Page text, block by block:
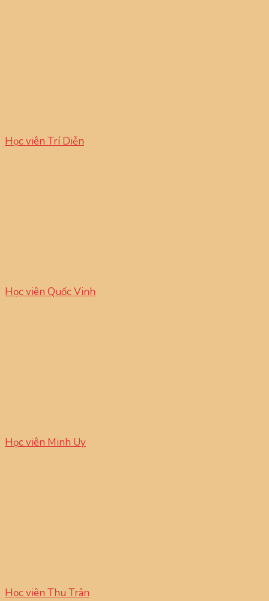
Học viên Trí Diễn
Học viên Quốc Vinh
Học viên Minh Uy
Học viên Thu Trân